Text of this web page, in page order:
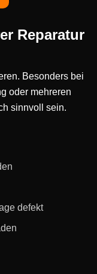
Reparatur
Besonders bei
oder mehreren
sinnvoll sein.
defekt